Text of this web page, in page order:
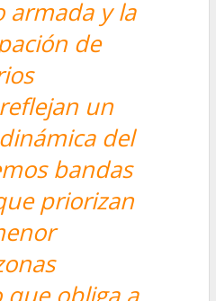
armada y la
de
un
del
bandas
priorizan